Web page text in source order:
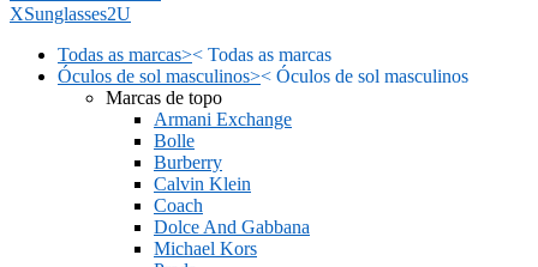
XSunglasses2U
Todas as marcas>< Todas as marcas
Óculos de sol masculinos>< Óculos de sol masculinos
Marcas de topo
Armani Exchange
Bolle
Burberry
Calvin Klein
Coach
Dolce And Gabbana
Michael Kors